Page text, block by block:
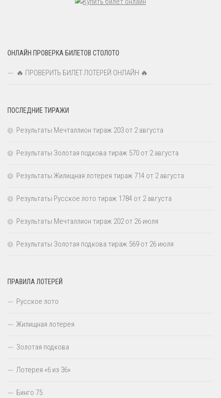
ОНЛАЙН ПРОВЕРКА БИЛЕТОВ СТОЛОТО
🔥 ПРОВЕРИТЬ БИЛЕТ ЛОТЕРЕЙ ОНЛАЙН 🔥
ПОСЛЕДНИЕ ТИРАЖИ
Результаты Мечталлион тираж 203 от 2 августа
Результаты Золотая подкова тираж 570 от 2 августа
Результаты Жилищная лотерея тираж 714 от 2 августа
Результаты Русское лото тираж 1784 от 2 августа
Результаты Мечталлион тираж 202 от 26 июля
Результаты Золотая подкова тираж 569 от 26 июля
ПРАВИЛА ЛОТЕРЕЙ
Русское лото
Жилищная лотерея
Золотая подкова
Лотерея «6 из 36»
Бинго 75